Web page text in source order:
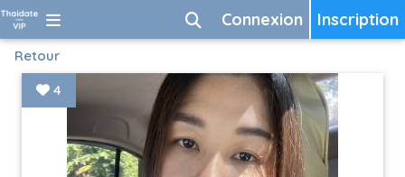
Inscription
Connexion
Retour
4